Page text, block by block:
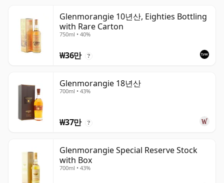
Glenmorangie 10년산, Eighties Bottling
with Rare Carton
750ml • 40%
₩36만 ?
Glenmorangie 18년산
700ml • 43%
₩37만 ?
Glenmorangie Special Reserve Stock
with Box
700ml • 43%